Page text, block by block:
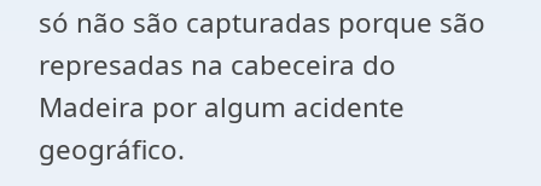
só não são capturadas porque são
represadas na cabeceira do
Madeira por algum acidente
geográfico.